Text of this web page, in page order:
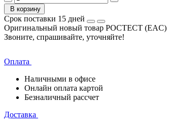
В корзину
Срок поставки 15 дней
Оригинальный новый товар РОСТЕСТ (EAC)
Звоните, спрашивайте, уточняйте!
Оплата
Наличными в офисе
Онлайн оплата картой
Безналичный рассчет
Доставка